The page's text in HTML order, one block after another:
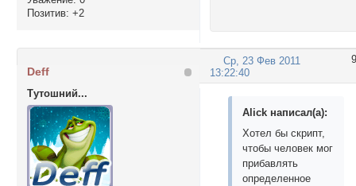
Позитив: +2
9
Ср, 23 Фев 2011
13:22:40
Deff
Тутошний...
Alick написал(а):
Хотел бы скрипт,
чтобы человек мог
прибавлять
определенное